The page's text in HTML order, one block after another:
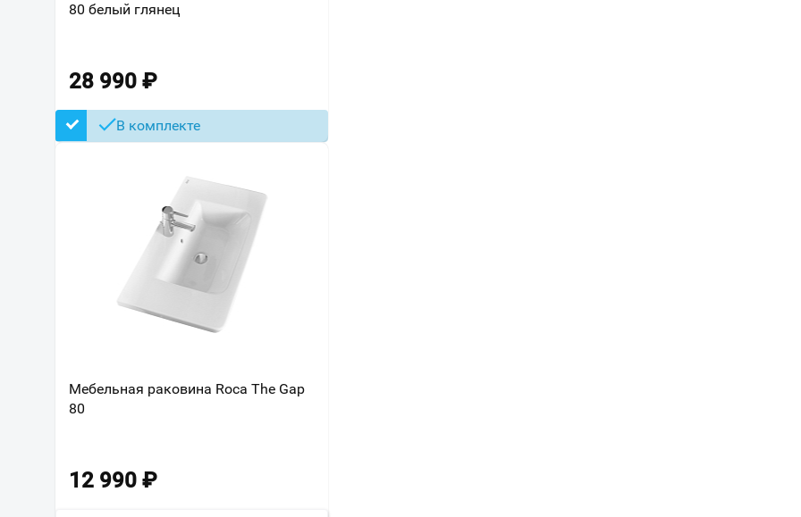
80 белый глянец
28 990 ₽
В комплекте
Мебельная раковина Roca The Gap
80
12 990 ₽